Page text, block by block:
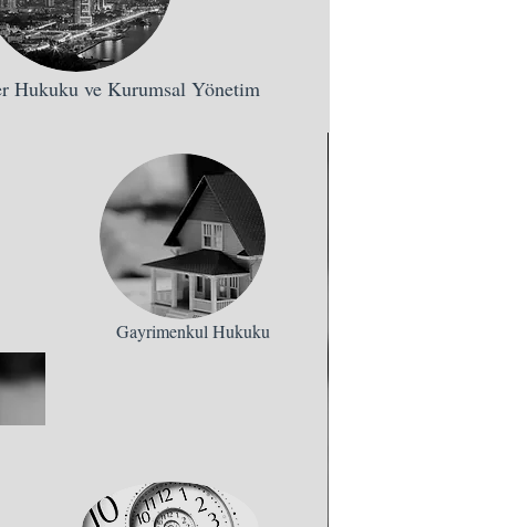
Hukuku ve Kurumsal Yönetim
Gayrimenkul Hukuku